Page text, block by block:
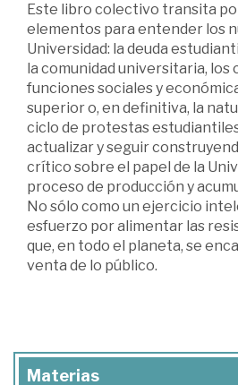
Este libro colectivo transita
elementos para entender los
Universidad: la deuda
la comunidad universitaria, los
funciones sociales y
superior o, en definitiva, la
ciclo de protestas
actualizar y seguir
crítico sobre el papel de la
proceso de producción y
No sólo como un ejercicio
esfuerzo por alimentar las
que, en todo el planeta, se
venta de lo público.
Materias